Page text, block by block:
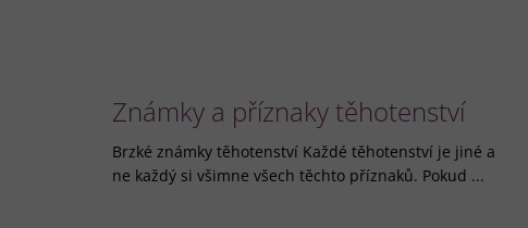
Známky a příznaky těhotenství
Brzké známky těhotenství Každé těhotenství je jiné a
ne každý si všimne všech těchto příznaků. Pokud ...